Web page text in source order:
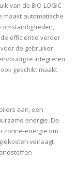
van de BIO-LOGIC
maakt automatische
omstandigheden,
efficiëntie verder
de gebruiker.
te integreren
geschikt maakt
aan, een
energie. De
zonne-energie om
verlaagt